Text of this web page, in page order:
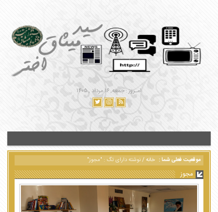
امـروز : جمعه, ۱۶ مرداد , ۱۴۰۵
موقعیت فعلی شما : خانه/نوشته دارای تگ : "مجوز"
مجوز